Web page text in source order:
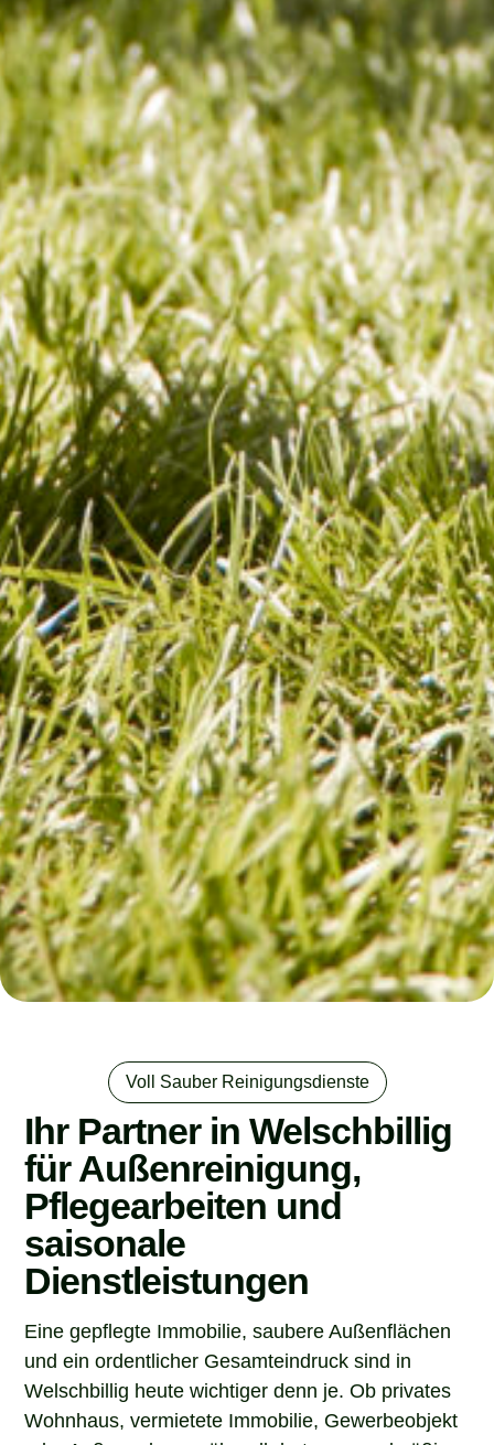
Voll Sauber Reinigungsdienste
Ihr Partner in Welschbillig
für Außenreinigung,
Pflegearbeiten und
saisonale
Dienstleistungen
Eine gepflegte Immobilie, saubere Außenflächen
und ein ordentlicher Gesamteindruck sind in
Welschbillig heute wichtiger denn je. Ob privates
Wohnhaus, vermietete Immobilie, Gewerbeobjekt